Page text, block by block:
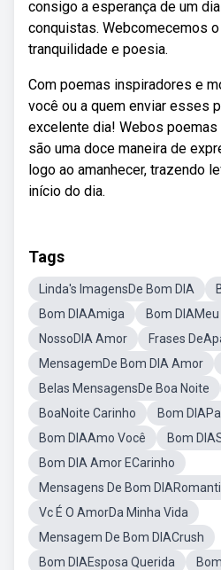
consigo a esperança de um
conquistas. Webcomecemos
tranquilidade e poesia.
Com poemas inspiradores e
você ou a quem enviar esses
excelente dia! Webos
são uma doce maneira de
logo ao amanhecer, trazendo
início do dia.
Tags
Linda's ImagensDe Bom DIA
Bom DIAAmiga
Bom
NossoDIA Amor
Frases
MensagemDe Bom DIA Amor
Belas MensagensDe Boa Noite
BoaNoite Carinho
Bom
Bom DIAAmo Você
Bom
Bom DIA Amor ECarinho
Mensagens De Bom
Vc É O AmorDa Minha Vida
Mensagem De Bom DIACrush
Bom DIAEsposa Querida